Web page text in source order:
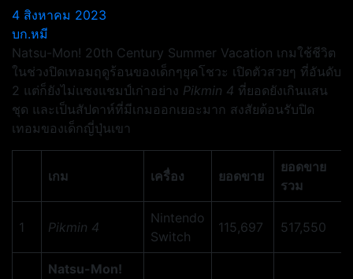
4 สิงหาคม 2023
บก.หมี
Natsu-Mon! 20th Century Summer Vacation เกมใช้ชีวิต
ในช่วงปิดเทอมฤดูร้อนของเด็กๆยุคโชวะ เปิดตัวสวยๆ ที่อันดับ
2 แต่ก็ยังไม่แซงแชมป์เก่าอย่าง Pikmin 4 ที่ยอดยังเกินแสน
ชุด และเป็นสัปดาห์ที่มีเกมออกเยอะมาก สงสัยต้อนรับปิด
เทอมของเด็กญี่ปุ่นเขา
เกม เครื่อง ยอดขาย
ยอดขาย
รวม
1 Pikmin 4
Nintendo
Switch
115,697 517,550
Natsu-Mon!